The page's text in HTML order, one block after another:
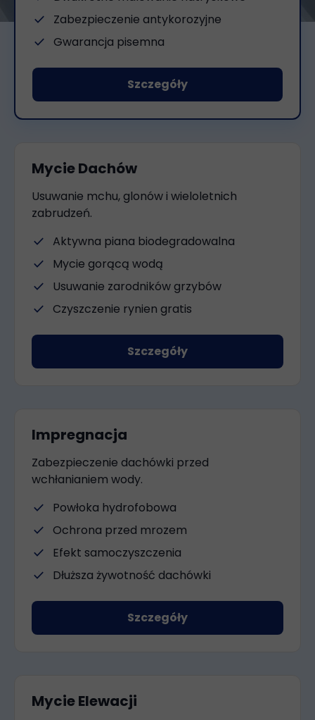
check Zabezpieczenie antykorozyjne
check Gwarancja pisemna
Szczegóły
Mycie Dachów
Usuwanie mchu, glonów i wieloletnich
zabrudzeń.
check Aktywna piana biodegradowalna
check Mycie gorącą wodą
check Usuwanie zarodników grzybów
check Czyszczenie rynien gratis
Szczegóły
Impregnacja
Zabezpieczenie dachówki przed
wchłanianiem wody.
check Powłoka hydrofobowa
check Ochrona przed mrozem
check Efekt samoczyszczenia
check Dłuższa żywotność dachówki
Szczegóły
Mycie Elewacji